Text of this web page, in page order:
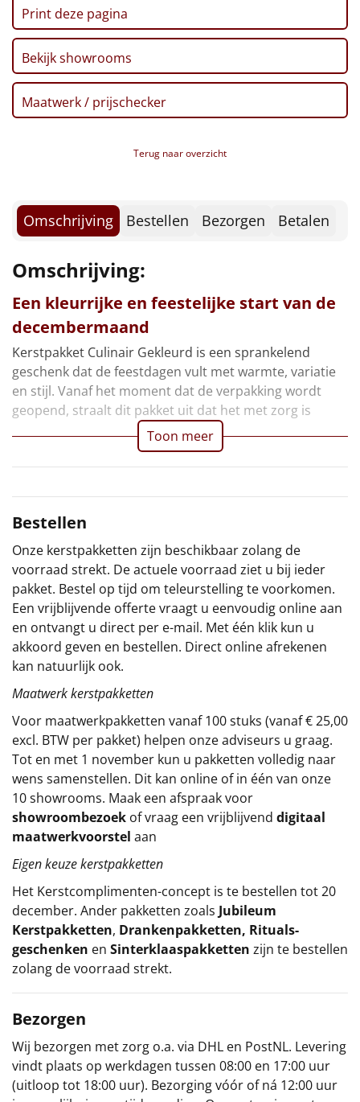
Borrelplank
Warmtekussen
Slowcooker POPULAIR
Alle artikelen
Ideeën
Personeel
Doe het zelf
Sinterklaaspakketten
Relatiegeschenken
Cadeaubon
Per stuk
Alle overige
Print deze pagina
Bekijk showrooms
Maatwerk / prijschecker
Terug naar overzicht
Omschrijving Bestellen Bezorgen Betalen
Omschrijving:
Een kleurrijke en feestelijke start van de
decembermaand
Kerstpakket Culinair Gekleurd is een sprankelend
geschenk dat de feestdagen vult met warmte, variatie
en stijl. Vanaf het moment dat de verpakking wordt
geopend, straalt dit pakket uit dat het met zorg is
Toon meer
Bestellen
Onze kerstpakketten zijn beschikbaar zolang de
voorraad strekt. De actuele voorraad ziet u bij ieder
pakket. Bestel op tijd om teleurstelling te voorkomen.
Een vrijblijvende offerte vraagt u eenvoudig online aan
en ontvangt u direct per e-mail. Met één klik kun u
akkoord geven en bestellen. Direct online afrekenen
kan natuurlijk ook.
Maatwerk kerstpakketten
Voor maatwerkpakketten vanaf 100 stuks (vanaf € 25,00
excl. BTW per pakket) helpen onze adviseurs u graag.
Tot en met 1 november kun u pakketten volledig naar
wens samenstellen. Dit kan online of in één van onze
10 showrooms. Maak een afspraak voor
showroombezoek of vraag een vrijblijvend digitaal
maatwerkvoorstel aan
Eigen keuze kerstpakketten
Het Kerstcomplimenten-concept is te bestellen tot 20
december. Ander pakketten zoals Jubileum
Kerstpakketten, Drankenpakketten, Rituals-
geschenken en Sinterklaaspakketten zijn te bestellen
zolang de voorraad strekt.
Bezorgen
Wij bezorgen met zorg o.a. via DHL en PostNL. Levering
vindt plaats op werkdagen tussen 08:00 en 17:00 uur
(uitloop tot 18:00 uur). Bezorging vóór of ná 12:00 uur